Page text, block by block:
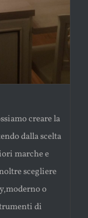
creare la
dalla scelta
marche e
scegliere
o
di